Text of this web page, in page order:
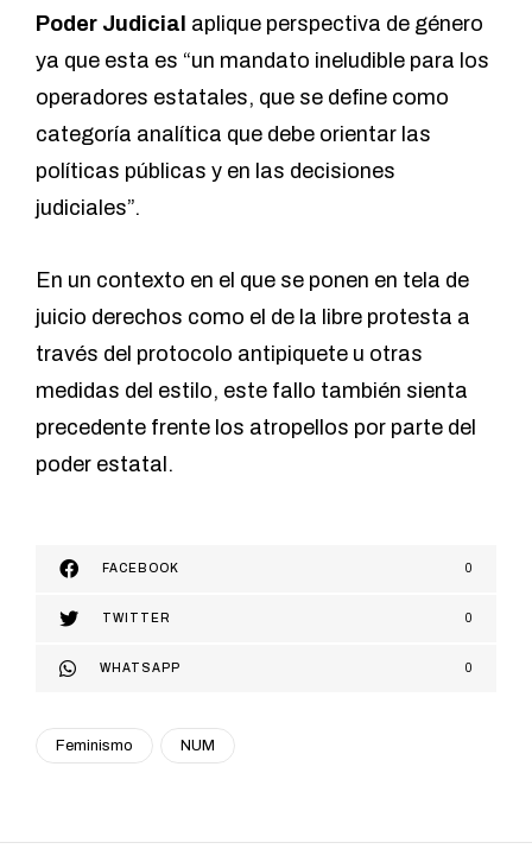
Poder Judicial aplique perspectiva de género
ya que esta es “un mandato ineludible para los
operadores estatales, que se define como
categoría analítica que debe orientar las
políticas públicas y en las decisiones
judiciales”.
En un contexto en el que se ponen en tela de
juicio derechos como el de la libre protesta a
través del protocolo antipiquete u otras
medidas del estilo, este fallo también sienta
precedente frente los atropellos por parte del
poder estatal.
FACEBOOK 0
TWITTER 0
WHATSAPP 0
Feminismo NUM